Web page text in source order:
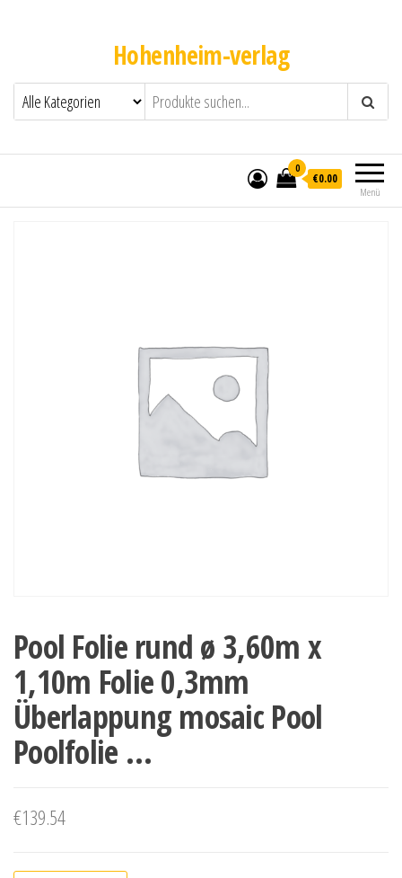
Hohenheim-verlag
Menü
0
€0.00
Pool Folie rund ø 3,60m x
1,10m Folie 0,3mm
Überlappung mosaic Pool
Poolfolie …
€139.54